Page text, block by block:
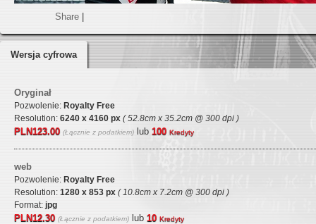
Share
Wersja cyfrowa
Oryginał
Pozwolenie: Royalty Free
Resolution: 6240 x 4160 px ( 52.8cm x 35.2cm @ 300 dpi )
PLN123.00 (Łącznie z podatkiem) lub 100 Kredyty
web
Pozwolenie: Royalty Free
Resolution: 1280 x 853 px ( 10.8cm x 7.2cm @ 300 dpi )
Format: jpg
PLN12.30 (Łącznie z podatkiem) lub 10 Kredyty